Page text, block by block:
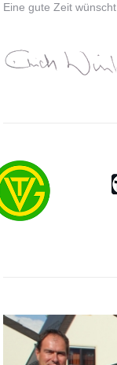
Eine gute Zeit